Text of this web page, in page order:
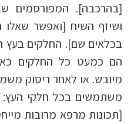
[בהרכבה]. המפורסמים
ושיזף השיח [ואפשר שאלו
בכלאים שם]. החלקים
הם כמעט כל החלקים
מיובש. או לאחר ריסוק
משתמשים בכל חלקי העץ:
[תכונות מרפא מרובות